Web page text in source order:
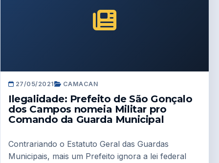
27/05/2021 CAMACAN
Ilegalidade: Prefeito de São Gonçalo
dos Campos nomeia Militar pro
Comando da Guarda Municipal
Contrariando o Estatuto Geral das Guardas
Municipais, mais um Prefeito ignora a lei federal